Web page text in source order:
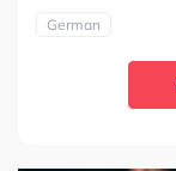
German